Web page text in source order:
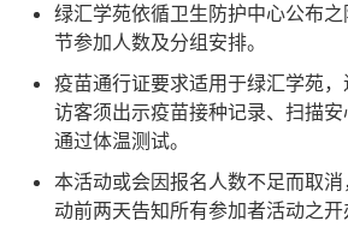
绿汇学苑依循卫生防护中心公布
节参加人数及分组安排。
疫苗通行证要求适用于绿汇学苑，
访客须出示疫苗接种记录、扫描
通过体温测试。
本活动或会因报名人数不足而取
动前两天告知所有参加者活动之开